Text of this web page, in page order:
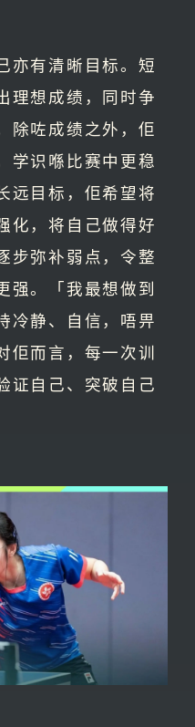
亦有清晰目标。短
理想成绩，同时争
除咗成绩之外，佢
学识喺比赛中更稳
远目标，佢希望将
化，将自己做得好
步弥补弱点，令整
强。「我最想做到
冷静、自信，唔畀
佢而言，每一次训
证自己、突破自己